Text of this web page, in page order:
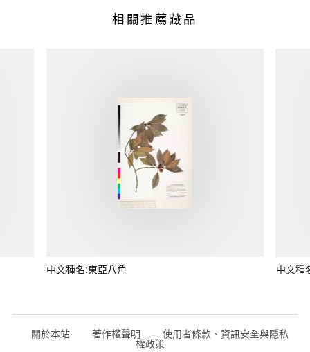
相關推薦藏品
中文種名:東亞八角 中文種
關於本站 著作權聲明 使用者條款、資訊安全與隱私
權政策